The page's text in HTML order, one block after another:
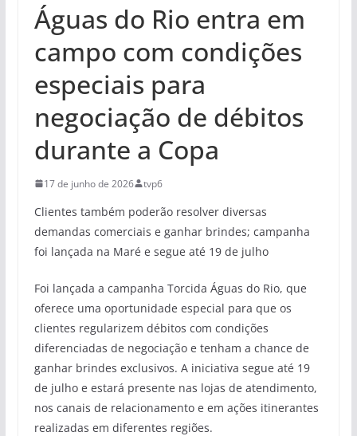
Águas do Rio entra em
campo com condições
especiais para
negociação de débitos
durante a Copa
17 de junho de 2026 tvp6
Clientes também poderão resolver diversas
demandas comerciais e ganhar brindes; campanha
foi lançada na Maré e segue até 19 de julho
Foi lançada a campanha Torcida Águas do Rio, que
oferece uma oportunidade especial para que os
clientes regularizem débitos com condições
diferenciadas de negociação e tenham a chance de
ganhar brindes exclusivos. A iniciativa segue até 19
de julho e estará presente nas lojas de atendimento,
nos canais de relacionamento e em ações itinerantes
realizadas em diferentes regiões.